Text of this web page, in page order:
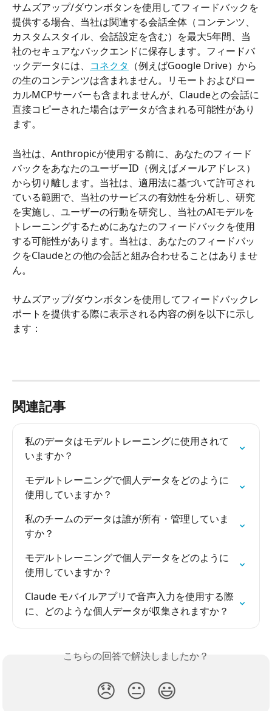
サムズアップ/ダウンボタンを使用してフィードバックを
提供する場合、当社は関連する会話全体（コンテンツ、
カスタムスタイル、会話設定を含む）を最大5年間、当
社のセキュアなバックエンドに保存します。フィードバ
ックデータには、 コネクタ （例えばGoogle Drive）から
の生のコンテンツは含まれません。リモートおよびロー
カルMCPサーバーも含まれませんが、Claudeとの会話に
直接コピーされた場合はデータが含まれる可能性があり
ます。
当社は、Anthropicが使用する前に、あなたのフィード
バックをあなたのユーザーID（例えばメールアドレス）
から切り離します。当社は、適用法に基づいて許可され
ている範囲で、当社のサービスの有効性を分析し、研究
を実施し、ユーザーの行動を研究し、当社のAIモデルを
トレーニングするためにあなたのフィードバックを使用
する可能性があります。当社は、あなたのフィードバッ
クをClaudeとの他の会話と組み合わせることはありませ
ん。
サムズアップ/ダウンボタンを使用してフィードバックレ
ポートを提供する際に表示される内容の例を以下に示し
ます：
関連記事
私のデータはモデルトレーニングに使用されて
いますか？
モデルトレーニングで個人データをどのように
使用していますか？
私のチームのデータは誰が所有・管理していま
すか？
モデルトレーニングで個人データをどのように
使用していますか？
Claude モバイルアプリで音声入力を使用する際
に、どのような個人データが収集されますか？
こちらの回答で解決しましたか？
😞 😐 😃